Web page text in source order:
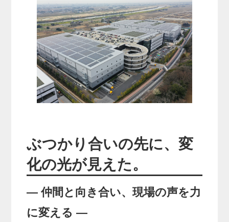
ぶつかり合いの先に、変
化の光が見えた。
― 仲間と向き合い、現場の声を力
に変える ―